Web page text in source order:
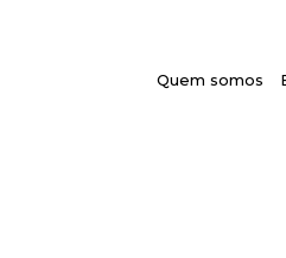
Quem somos